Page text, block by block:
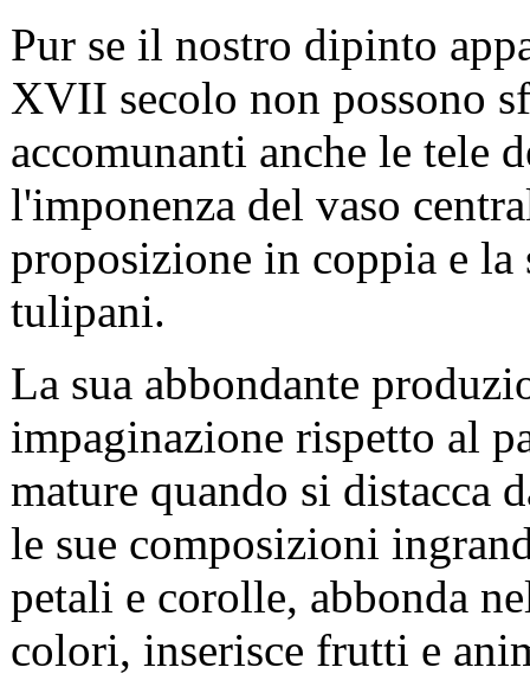
Pur se il nostro dipinto
XVII secolo non possono
accomunanti anche le tele
l'imponenza del vaso
proposizione in coppia e
tulipani.
La sua abbondante
impaginazione rispetto al
mature quando si distacca
le sue composizioni
petali e corolle, abbonda
colori, inserisce frutti e